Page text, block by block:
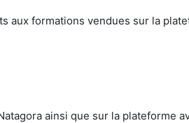
formations vendues sur la
ainsi que sur la plateforme